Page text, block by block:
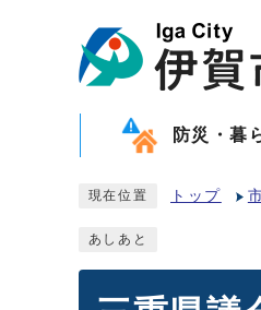
防災・暮
現在位置 トップ
あしあと